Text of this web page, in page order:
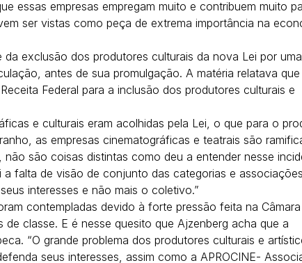
essas empresas empregam muito e contribuem muito
ser vistas como peça de extrema importância na
exclusão dos produtores culturais da nova Lei por uma
antes de sua promulgação. A matéria relatava
Federal para a inclusão dos produtores culturais e
e culturais eram acolhidas pela Lei, o que para o
as empresas cinematográficas e teatrais são
não são coisas distintas como deu a entender nesse
a falta de visão de conjunto das categorias e
interesses e não mais o coletivo.”
contempladas devido à forte pressão feita na
classe. E é nesse quesito que Ajzenberg acha que a
“O grande problema dos produtores culturais e
seus interesses, assim como a APROCINE-